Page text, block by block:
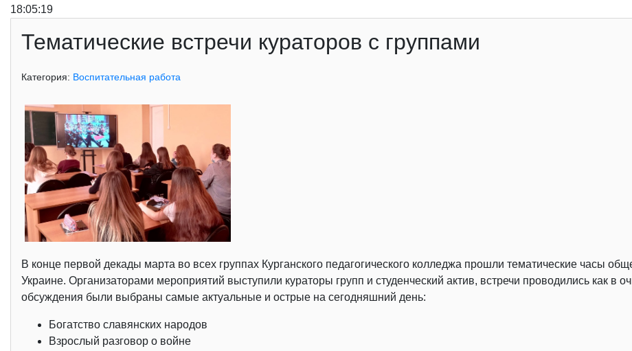
18:05:20
Тематические встречи кураторов с группами
Категория: Воспитательная работа
В конце первой декады марта во всех группах Курганского педагогического колледжа прошли тематические часы
Украине. Организаторами мероприятий выступили кураторы групп и студенческий актив, встречи проводились как
обсуждения были выбраны самые актуальные и острые на сегодняшний день:
Богатство славянских народов
Взрослый разговор о войне